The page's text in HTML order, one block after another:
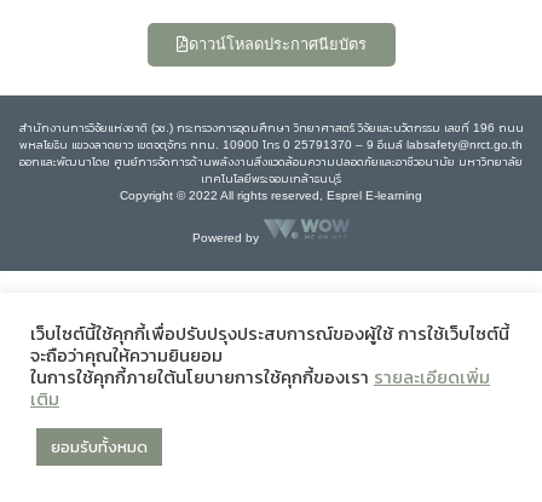
ดาวน์โหลดประกาศนียบัตร
สำนักงานการวิจัยแห่งชาติ (วช.) กระทรวงการอุดมศึกษา วิทยาศาสตร์ วิจัยและนวัตกรรม เลขที่ 196 ถนน
พหลโยธิน แขวงลาดยาว เขตจตุจักร กทม. 10900 โทร 0 25791370 – 9 อีเมล์ labsafety@nrct.go.th
ออกและพัฒนาโดย ศูนย์การจัดการด้านพลังงานสิ่งแวดล้อมความปลอดภัยและอาชีวอนามัย มหาวิทยาลัย
เทคโนโลยีพระจอมเกล้าธนบุรี
Copyright © 2022 All rights reserved, Esprel E-learning
Powered by
เว็บไซต์นี้ใช้คุกกี้เพื่อปรับปรุงประสบการณ์ของผู้ใช้ การใช้เว็บไซต์นี้
จะถือว่าคุณให้ความยินยอม
ในการใช้คุกกี้ภายใต้นโยบายการใช้คุกกี้ของเรา รายละเอียดเพิ่ม
เติม
ยอมรับทั้งหมด